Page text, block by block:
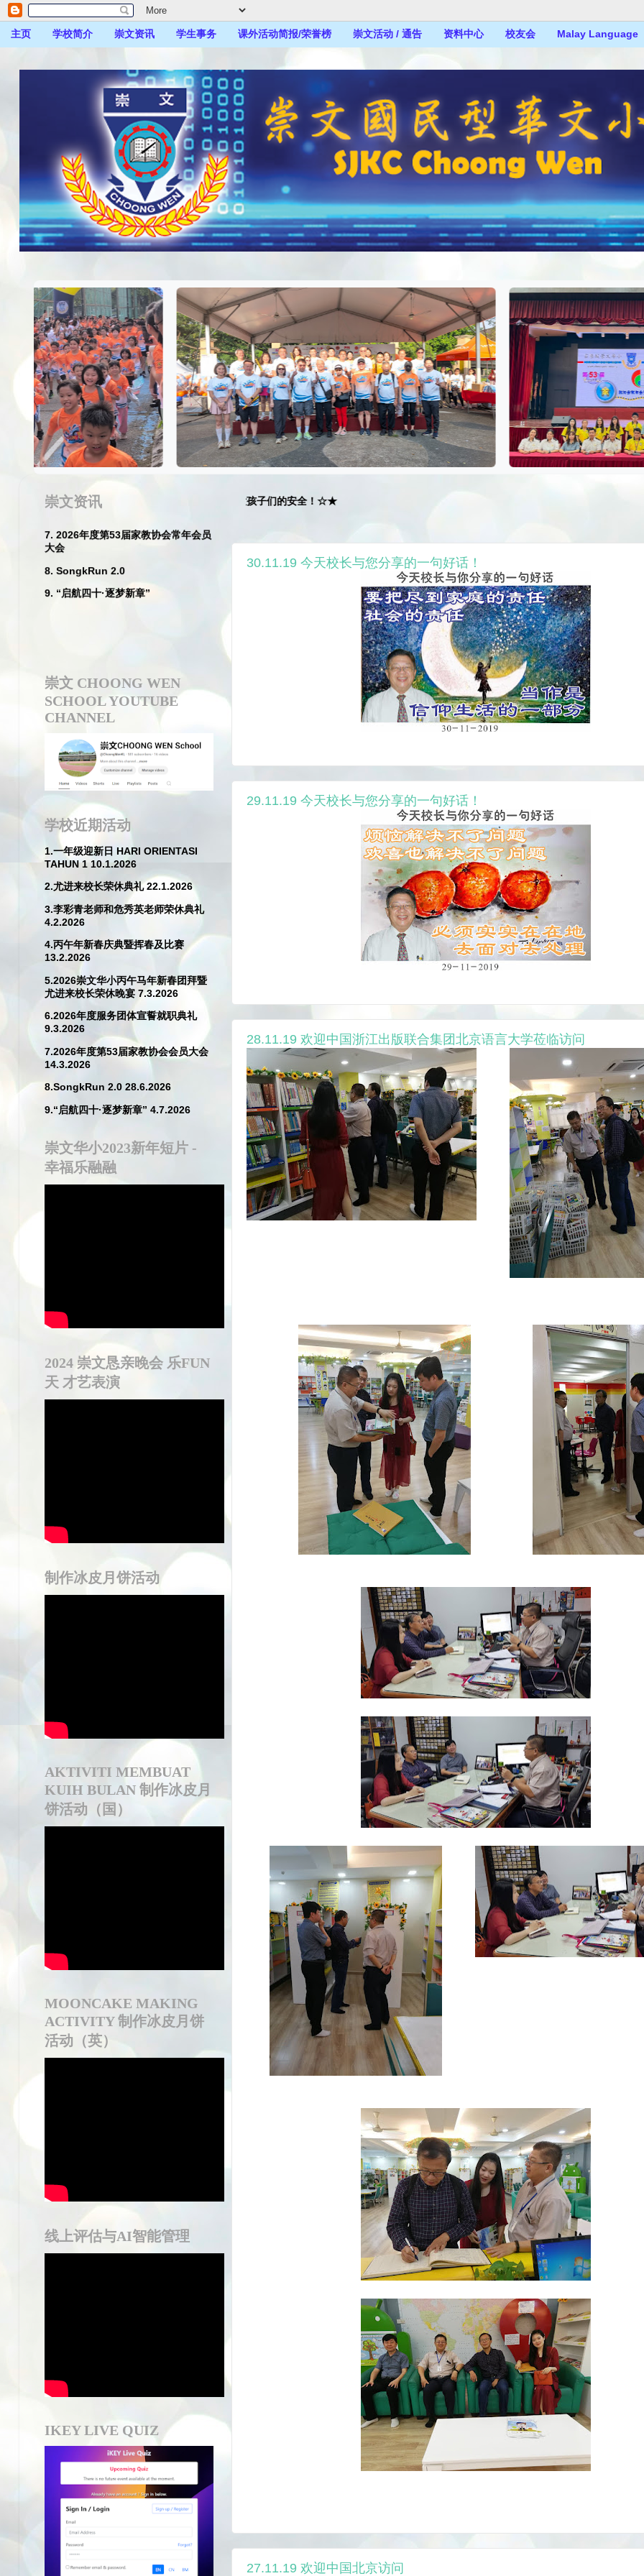
主页 学校简介 崇文资讯 学生事务 课外活动简报/荣誉榜 崇文活动 / 通告 资料中心 校友会 Malay Language
家长们特别注意:请遵守交通规则, 请注意孩子们的安全！☆★
30.11.19 今天校长与您分享的一句好话！
29.11.19 今天校长与您分享的一句好话！
28.11.19 欢迎中国浙江出版联合集团北京语言大学莅临访问
27.11.19 欢迎中国北京访问
崇文资讯
2026
1. 一年级迎新日
2. 尤进来校长退休典礼
3. 李彩青老师和危秀英老师荣休典礼
6. 2026年度服务团体宣誓就职典礼
7. 2026年度第53届家教协会常年会员
崇文 CHOONG WEN
SCHOOL YOUTUBE
CHANNEL
学校近期活动
1.一年级迎新日 HARI ORIENTASI
TAHUN 1 10.1.2026
2.尤进来校长荣休典礼 22.1.2026
3.李彩青老师和危秀英老师荣休典礼
4.2.2026
4.丙午年新春庆典暨挥春及比赛
13.2.2026
5.2026崇文华小丙午马年新春团拜暨
尤进来校长荣休晚宴 7.3.2026
6.2026年度服务团体宣誓就职典礼
9.3.2026
7.2026年度第53届家教协会会员大会
14.3.2026
8.SongkRun 2.0 28.6.2026
9.“启航四十·逐梦新章” 4.7.2026
崇文华小2023新年短片 -
幸福乐融融
2024 崇文恳亲晚会 乐FUN
天 才艺表演
制作冰皮月饼活动
AKTIVITI MEMBUAT
KUIH BULAN 制作冰皮月
饼活动（国）
MOONCAKE MAKING
ACTIVITY 制作冰皮月饼
活动（英）
线上评估与AI智能管理
IKEY LIVE QUIZ